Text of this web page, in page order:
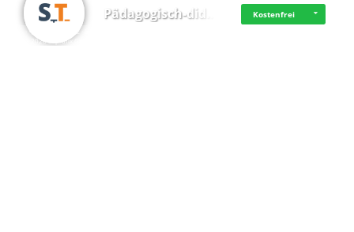
Pädagogisch-did… Kostenfrei
· Datenschutz·
© 2016 - 2026 SupraTix GmbH oder Partnergesellschaften - Alle Rechte vorbehalten.